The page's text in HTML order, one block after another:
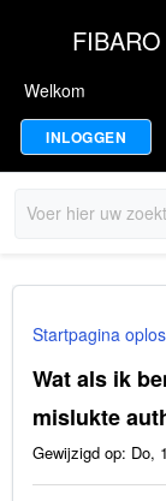
Welkom
INLOGGEN
Startpagina
Wat als ik
mislukte
Gewijzigd op: Do,